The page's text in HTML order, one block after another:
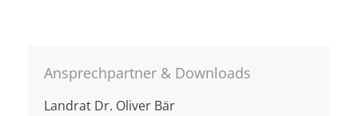
Ansprechpartner & Downloads
Landrat Dr. Oliver Bär